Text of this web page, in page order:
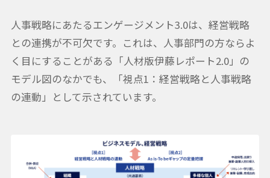
人事戦略にあたるエンゲージメント3.0は、経営戦略
との連携が不可欠です。これは、人事部門の方ならよ
く目にすることがある「人材版伊藤レポート2.0」の
モデル図のなかでも、「視点1：経営戦略と人事戦略
の連動」として示されています。